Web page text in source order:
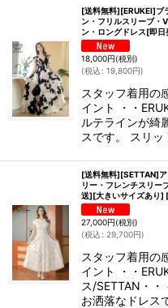
[送料無料][ERUKEI]ブ
ン・フリルスリーブ・
ン・ロングドレス[即
18,000円(税別)
(税込 : 19,800円)
スタッフ着用の
イント ・・
ルテラインが綺
スです。 スリ
[送料無料][SETTAN]ア
リー・フレンチスリー
送][大きいサイズあり] [
27,000円(税別)
(税込 : 29,700円)
スタッフ着用の
イント ・・
ス/SETTAN・
お洒落なドレス